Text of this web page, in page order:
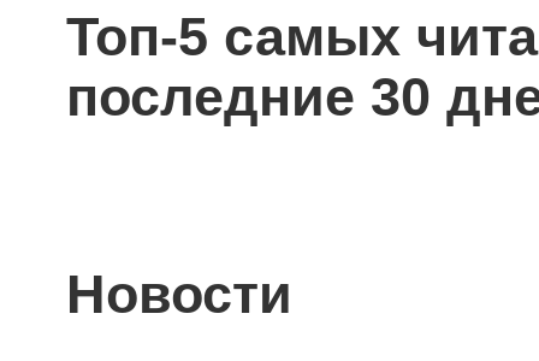
Топ-5 самых
последние 30
Новости